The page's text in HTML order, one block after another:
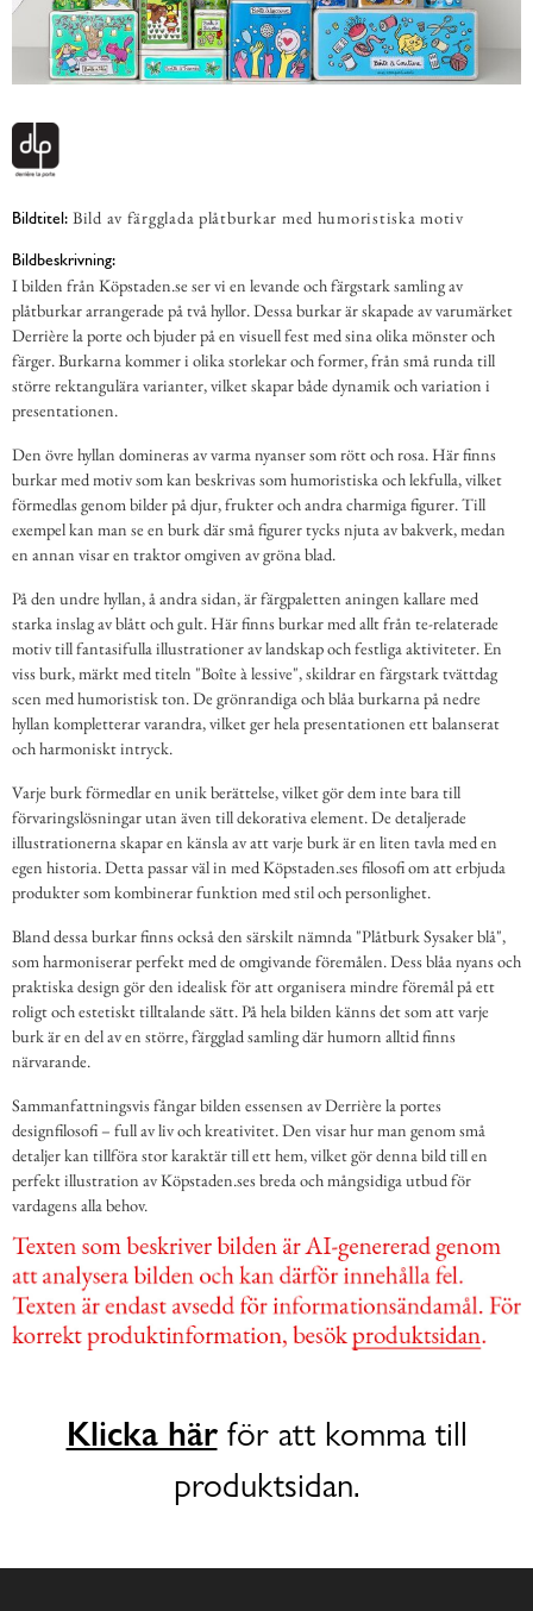
Bildtitel: Bild av färgglada plåtburkar med humoristiska motiv
Bildbeskrivning:
I bilden från Köpstaden.se ser vi en levande och färgstark samling av
plåtburkar arrangerade på två hyllor. Dessa burkar är skapade av varumärket
Derrière la porte och bjuder på en visuell fest med sina olika mönster och
färger. Burkarna kommer i olika storlekar och former, från små runda till
större rektangulära varianter, vilket skapar både dynamik och variation i
presentationen.
Den övre hyllan domineras av varma nyanser som rött och rosa. Här finns
burkar med motiv som kan beskrivas som humoristiska och lekfulla, vilket
förmedlas genom bilder på djur, frukter och andra charmiga figurer. Till
exempel kan man se en burk där små figurer tycks njuta av bakverk, medan
en annan visar en traktor omgiven av gröna blad.
På den undre hyllan, å andra sidan, är färgpaletten aningen kallare med
starka inslag av blått och gult. Här finns burkar med allt från te-relaterade
motiv till fantasifulla illustrationer av landskap och festliga aktiviteter. En
viss burk, märkt med titeln "Boîte à lessive", skildrar en färgstark tvättdag
scen med humoristisk ton. De grönrandiga och blåa burkarna på nedre
hyllan kompletterar varandra, vilket ger hela presentationen ett balanserat
och harmoniskt intryck.
Varje burk förmedlar en unik berättelse, vilket gör dem inte bara till
förvaringslösningar utan även till dekorativa element. De detaljerade
illustrationerna skapar en känsla av att varje burk är en liten tavla med en
egen historia. Detta passar väl in med Köpstaden.ses filosofi om att erbjuda
produkter som kombinerar funktion med stil och personlighet.
Bland dessa burkar finns också den särskilt nämnda "Plåtburk Sysaker blå",
som harmoniserar perfekt med de omgivande föremålen. Dess blåa nyans och
praktiska design gör den idealisk för att organisera mindre föremål på ett
roligt och estetiskt tilltalande sätt. På hela bilden känns det som att varje
burk är en del av en större, färgglad samling där humorn alltid finns
närvarande.
Sammanfattningsvis fångar bilden essensen av Derrière la portes
designfilosofi – full av liv och kreativitet. Den visar hur man genom små
detaljer kan tillföra stor karaktär till ett hem, vilket gör denna bild till en
perfekt illustration av Köpstaden.ses breda och mångsidiga utbud för
vardagens alla behov.
Klicka härför att komma till
produktsidan.